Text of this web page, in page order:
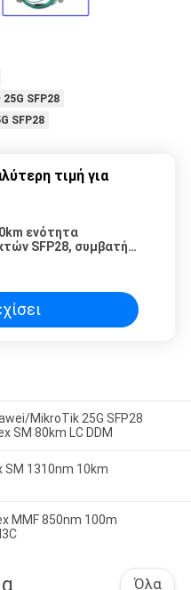
SFP28
SFP28
τιμή για
ενότητα
SFP28, συμβατή
MikroTik 25G SFP28
SM 80km LC DDM
SM 1310nm 10km
MMF 850nm 100m
Όλα